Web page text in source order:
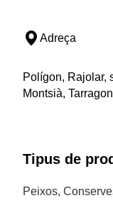
Adreça
Polígon, Rajolar,
Montsià,
Tipus de
Peixos,